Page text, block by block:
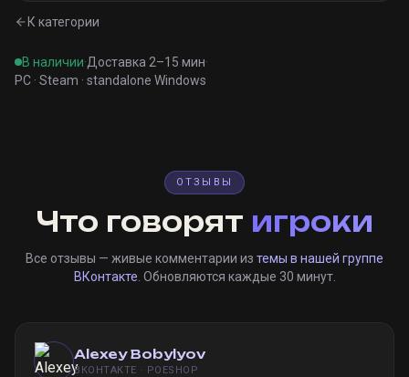
К категории
В наличии·Доставка 2–15 мин·
PC · Steam · standalone Windows
ОТЗЫВЫ
Что говорят игроки
Все отзывы — живые комментарии из темы в нашей группе
ВКонтакте . Обновляются каждые 30 минут.
Alexey Bobylyov
ВКОНТАКТЕ · POESHOP